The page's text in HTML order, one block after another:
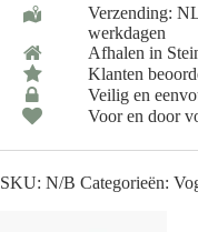
Verzending:
werkdagen
Afhalen in
Klanten
Veilig en
Voor en door
SKU: N/B Categorieën: